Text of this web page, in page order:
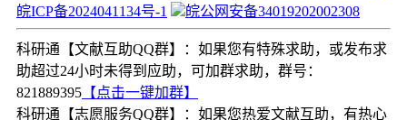
皖ICP备2024041134号-1
皖公网安备34019202002308
科研通【文献互助QQ群】：如果您有特殊求助，或发布求
助超过24小时未得到应助，可加群求助，群号：
821889395 【点击一键加群】
科研通【志愿服务QQ群】：如果您热爱文献互助，有热心